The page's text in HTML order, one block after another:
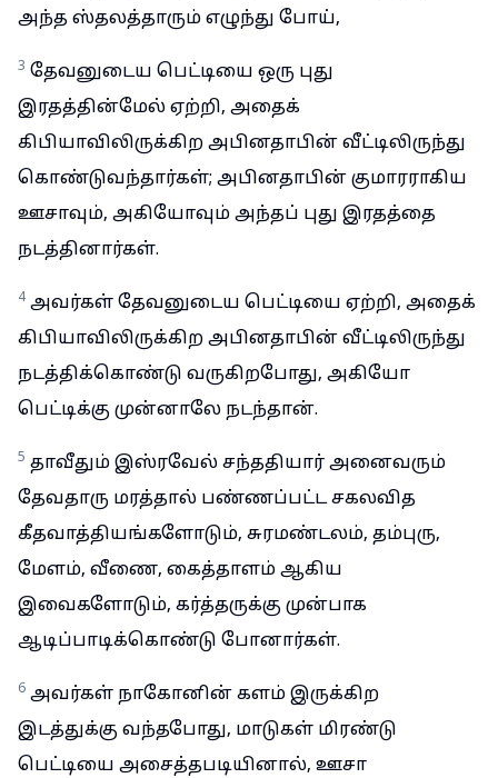
அந்த ஸ்தலத்தாரும் எழுந்து போய்,
3 தேவனுடைய பெட்டியை ஒரு புது
இரதத்தின்மேல் ஏற்றி, அதைக்
கிபியாவிலிருக்கிற அபினதாபின் வீட்டிலிருந்து
கொண்டுவந்தார்கள்; அபினதாபின் குமாரராகிய
ஊசாவும், அகியோவும் அந்தப் புது இரதத்தை
நடத்தினார்கள்.
4 அவர்கள் தேவனுடைய பெட்டியை ஏற்றி, அதைக்
கிபியாவிலிருக்கிற அபினதாபின் வீட்டிலிருந்து
நடத்திக்கொண்டு வருகிறபோது, அகியோ
பெட்டிக்கு முன்னாலே நடந்தான்.
5 தாவீதும் இஸ்ரவேல் சந்ததியார் அனைவரும்
தேவதாரு மரத்தால் பண்ணப்பட்ட சகலவித
கீதவாத்தியங்களோடும், சுரமண்டலம், தம்புரு,
மேளம், வீணை, கைத்தாளம் ஆகிய
இவைகளோடும், கர்த்தருக்கு முன்பாக
ஆடிப்பாடிக்கொண்டு போனார்கள்.
6 அவர்கள் நாகோனின் களம் இருக்கிற
இடத்துக்கு வந்தபோது, மாடுகள் மிரண்டு
பெட்டியை அசைத்தபடியினால், ஊசா